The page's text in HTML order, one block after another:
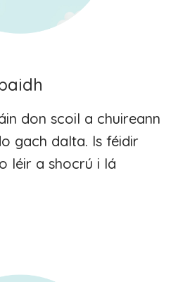
don scoil a chuireann
gach dalta. Is féidir
léir a shocrú i lá